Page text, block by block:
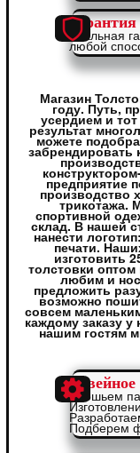
Гарантия
Реальная
любой
Магазин
году. Путь,
усердием и
результат
можете
забрендировать
предприятие
производство
трикотажа.
спортивной
склад. В нашей
нанести
печати.
изготовить
толстовки
любим и
предложить
возможно
совсем
каждому заказу
нашим гостям
Швейное
Отошьем
Подберем